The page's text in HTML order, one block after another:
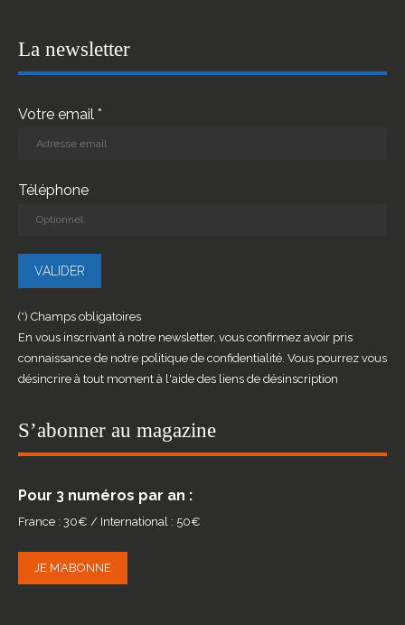
La newsletter
Votre email *
Téléphone
(*) Champs obligatoires
En vous inscrivant à notre newsletter, vous confirmez avoir pris
connaissance de notre politique de confidentialité. Vous pourrez vous
désincrire à tout moment à l'aide des liens de désinscription
S’abonner au magazine
Pour 3 numéros par an :
France : 30€ / International : 50€
JE M’ABONNE